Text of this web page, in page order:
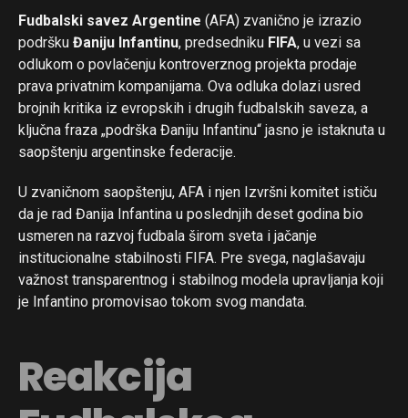
Fudbalski savez Argentine (AFA) zvanično je izrazio
podršku Đaniju Infantinu, predsedniku FIFA, u vezi sa
odlukom o povlačenju kontroverznog projekta prodaje
prava privatnim kompanijama. Ova odluka dolazi usred
brojnih kritika iz evropskih i drugih fudbalskih saveza, a
ključna fraza „podrška Đaniju Infantinu“ jasno je istaknuta u
saopštenju argentinske federacije.
U zvaničnom saopštenju, AFA i njen Izvršni komitet ističu
da je rad Đanija Infantina u poslednjih deset godina bio
usmeren na razvoj fudbala širom sveta i jačanje
institucionalne stabilnosti FIFA. Pre svega, naglašavaju
važnost transparentnog i stabilnog modela upravljanja koji
je Infantino promovisao tokom svog mandata.
Reakcija